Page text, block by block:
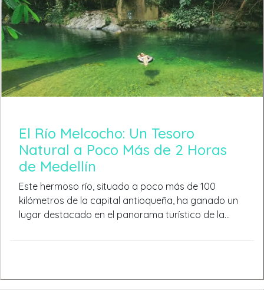
El Río Melcocho: Un Tesoro
Natural a Poco Más de 2 Horas
de Medellín
Este hermoso río, situado a poco más de 100
kilómetros de la capital antioqueña, ha ganado un
lugar destacado en el panorama turístico de la
serena, su entorno tranquilo y su ambiente de paz y